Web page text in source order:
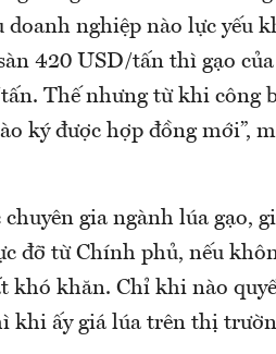
doanh nghiệp nào lực yếu
420 USD/tấn thì gạo
Thế nhưng từ khi công
ký được hợp đồng mới”,
chuyên gia ngành lúa gạo,
đỡ từ Chính phủ, nếu
khó khăn. Chỉ khi nào
khi ấy giá lúa trên thị